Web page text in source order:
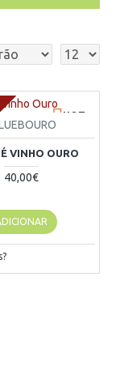
HOT
VINHO OURO
40,00€